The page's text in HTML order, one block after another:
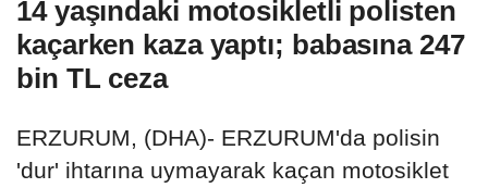
14 yaşındaki motosikletli polisten
kaçarken kaza yaptı; babasına 247
bin TL ceza
ERZURUM, (DHA)- ERZURUM'da polisin
'dur' ihtarına uymayarak kaçan motosiklet